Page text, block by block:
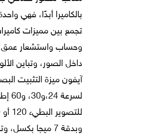
بالكاميرا أبدًا، فهي
تجمع بين مميزات
وحساب واستشعار عمق
داخل الصور، وتباين